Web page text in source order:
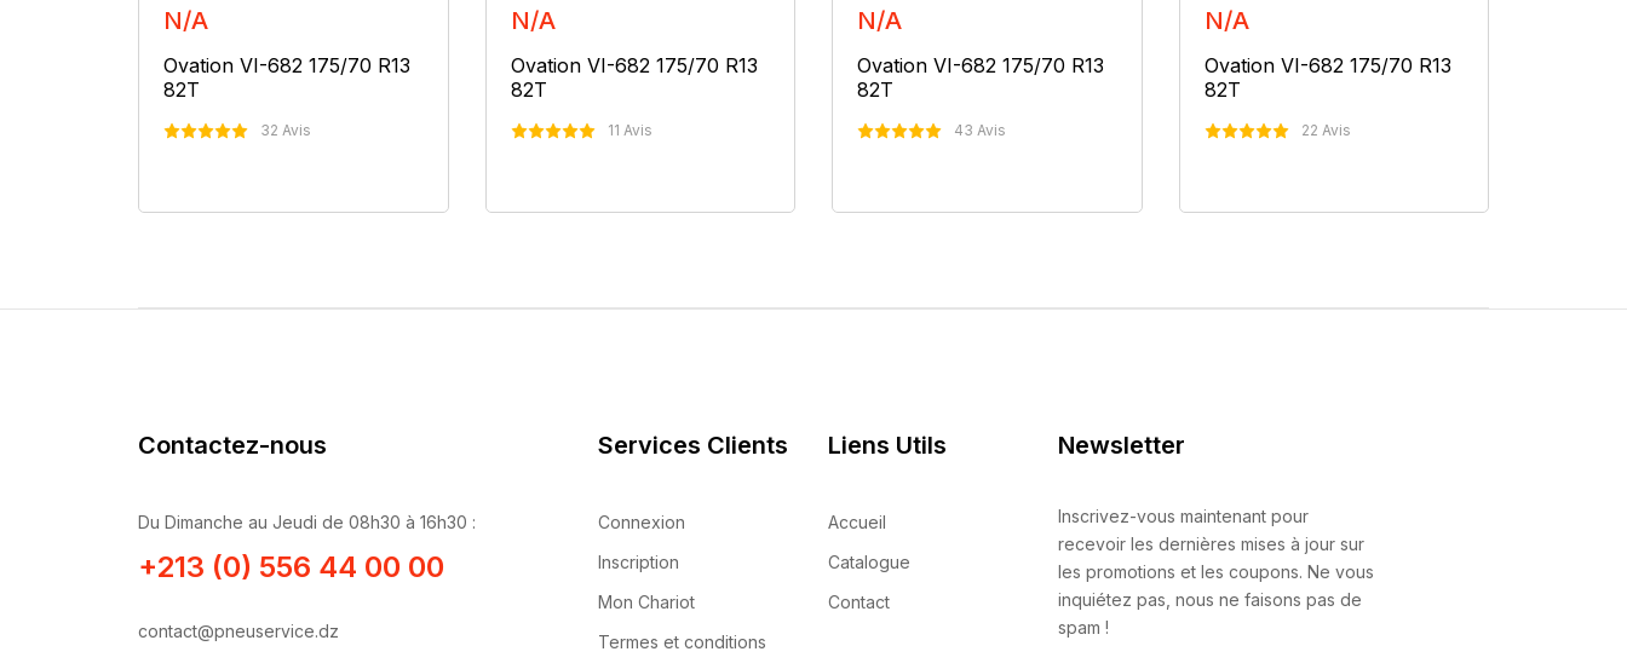
N/A
Ovation VI-682 175/70 R13
82T
32 Avis
N/A
Ovation VI-682 175/70 R13
82T
11 Avis
N/A
Ovation VI-682 175/70 R13
82T
43 Avis
N/A
Ovation VI-682 175/70 R13
82T
22 Avis
Contactez-nous
Du Dimanche au Jeudi de 08h30 à 16h30 :
+213 (0) 556 44 00 00
contact@pneuservice.dz
Services Clients
Connexion
Inscription
Mon Chariot
Termes et conditions
Liens Utils
Accueil
Catalogue
Contact
Newsletter
Inscrivez-vous maintenant pour
recevoir les dernières mises à jour sur
les promotions et les coupons. Ne vous
inquiétez pas, nous ne faisons pas de
spam !